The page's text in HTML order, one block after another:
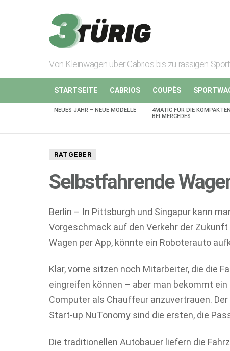
Von Kleinwagen über Cabrios bis zu rassigen
STARTSEITE CABRIOS COUPÈS
AKTUELLES
NEUES JAHR – NEUE MODELLE
4MATIC FÜR DIE KOMPAKTEN
BEI MERCEDES
RATGEBER
Selbstfahrende
Berlin – In Pittsburgh und Singapur kann
Vorgeschmack auf den Verkehr der
Wagen per App, könnte ein Roboterauto
Klar, vorne sitzen noch Mitarbeiter, die die
eingreifen können – aber man bekommt
Computer als Chauffeur anzuvertrauen.
Start-up NuTonomy sind die ersten, die
Die traditionellen Autobauer liefern die